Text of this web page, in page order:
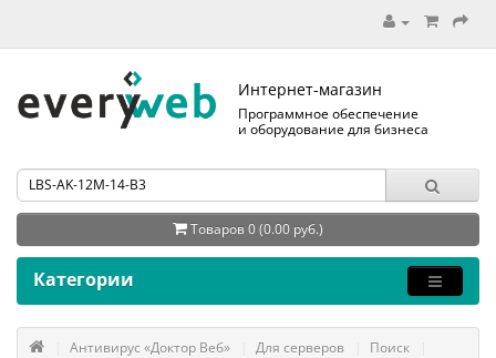
Интернет-магазин
Программное обеспечение
и оборудование для бизнеса
Товаров 0 (0.00 руб.)
Категории
Антивирус «Доктор Веб» Для серверов
Поиск